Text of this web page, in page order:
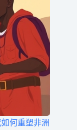
何重塑非洲